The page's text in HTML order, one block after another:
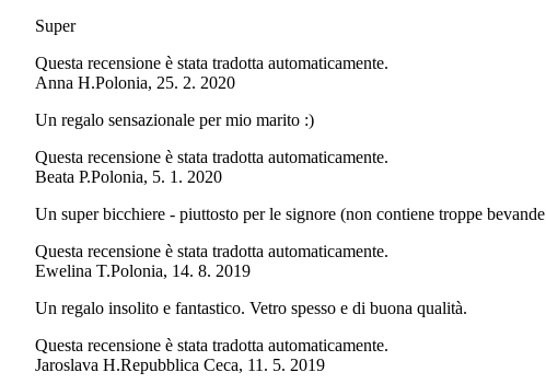
Super
Questa recensione è stata tradotta automaticamente.
Anna H.Polonia, 25. 2. 2020
Un regalo sensazionale per mio marito :)
Questa recensione è stata tradotta automaticamente.
Beata P.Polonia, 5. 1. 2020
Un super bicchiere - piuttosto per le signore (non contiene troppe
Questa recensione è stata tradotta automaticamente.
Ewelina T.Polonia, 14. 8. 2019
Un regalo insolito e fantastico. Vetro spesso e di buona qualità.
Questa recensione è stata tradotta automaticamente.
Jaroslava H.Repubblica Ceca, 11. 5. 2019